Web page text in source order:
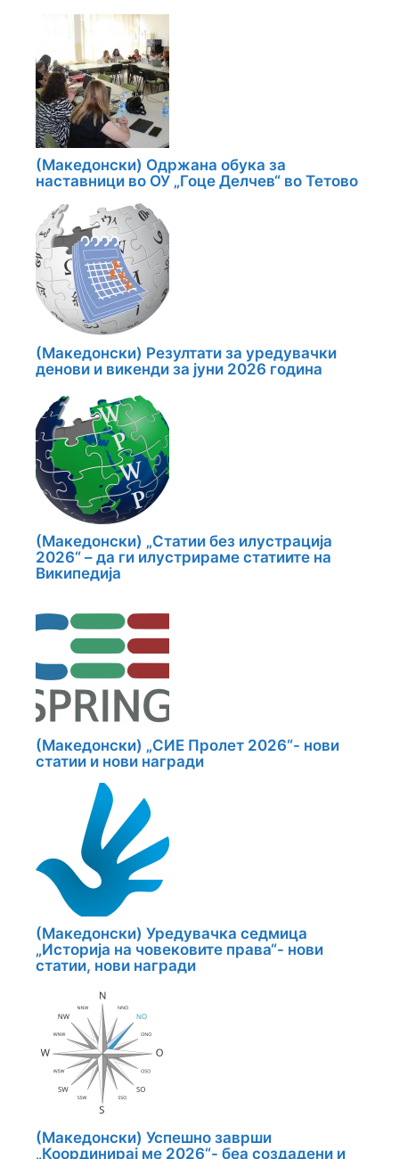
(Македонски) Одржана обука за
наставници во ОУ „Гоце Делчев“ во Тетово
(Македонски) Резултати за уредувачки
денови и викенди за јуни 2026 година
(Македонски) „Статии без илустрација
2026“ – да ги илустрираме статиите на
Википедија
(Македонски) „СИЕ Пролет 2026“- нови
статии и нови награди
(Македонски) Уредувачка седмица
„Историја на човековите права“- нови
статии, нови награди
(Македонски) Успешно заврши
„Координирај ме 2026“- беа создадени и